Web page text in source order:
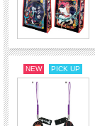
NEW PICK UP